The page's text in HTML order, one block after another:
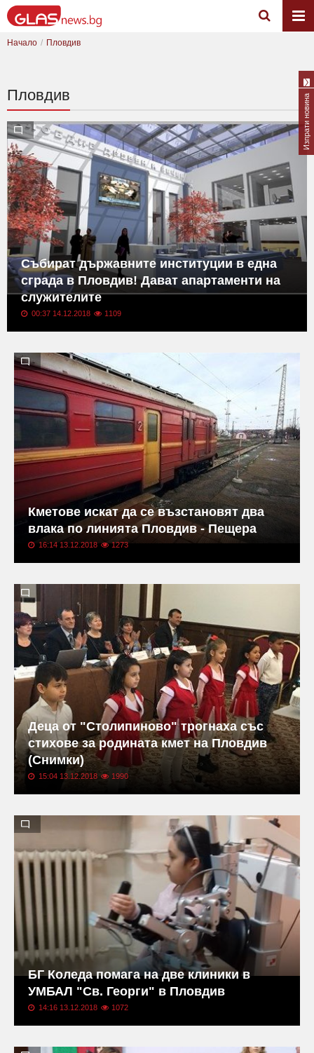
Начало Пловдив
Пловдив
Събират държавните институции в една
сграда в Пловдив! Дават апартаменти на
служителите
00:37 14.12.2018 1109
Кметове искат да се възстановят два
влака по линията Пловдив - Пещера
16:14 13.12.2018 1273
Деца от "Столипиново" трогнаха със
стихове за родината кмет на Пловдив
(Снимки)
15:04 13.12.2018 1990
БГ Коледа помага на две клиники в
УМБАЛ "Св. Георги" в Пловдив
14:16 13.12.2018 1072
Изпрати новина